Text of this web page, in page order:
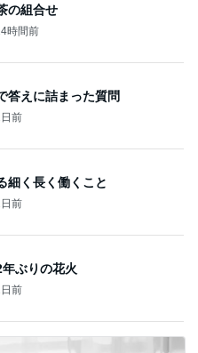
の組合せ
時間前
答えに詰まった質問
前
細く長く働くこと
前
ぶりの花火
前